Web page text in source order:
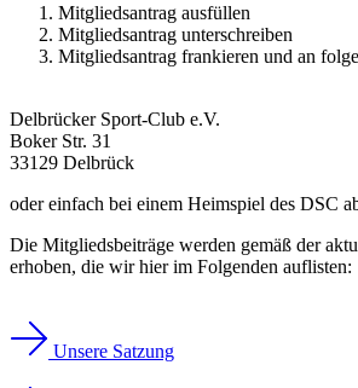
Mitgliedsantrag ausfüllen
Mitgliedsantrag unterschreiben
Mitgliedsantrag frankieren und an
Delbrücker Sport-Club e.V.
Boker Str. 31
33129 Delbrück
oder einfach bei einem Heimspiel des DSC
Die Mitgliedsbeiträge werden gemäß der
erhoben, die wir hier im Folgenden auflisten:
Unsere Satzung